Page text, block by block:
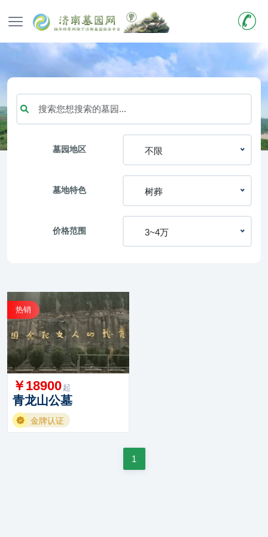
墓园地区 不限
墓地特色 树葬
价格范围 3~4万
热销
￥18900 起
青龙山公墓
金牌认证
1